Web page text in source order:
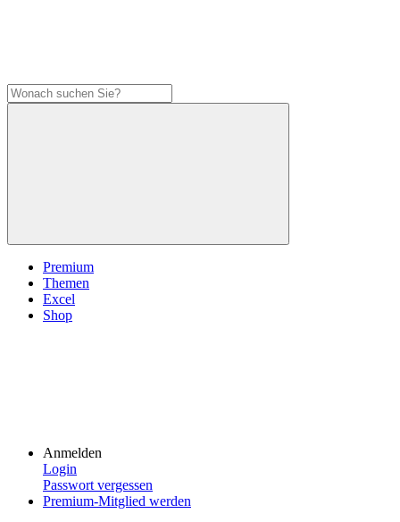
Premium
Themen
Excel
Shop
Anmelden
Login
Passwort vergessen
Premium-Mitglied werden